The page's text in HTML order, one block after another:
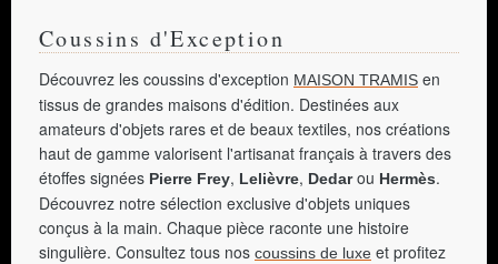
Coussins d'Exception
Découvrez les coussins d'exception MAISON TRAMIS en
tissus de grandes maisons d'édition. Destinées aux
amateurs d'objets rares et de beaux textiles, nos créations
haut de gamme valorisent l'artisanat français à travers des
étoffes signées Pierre Frey, Lelièvre, Dedarou Hermès.
Découvrez notre sélection exclusive d'objets uniques
conçus à la main. Chaque pièce raconte une histoire
singulière. Consultez tous nos coussins de luxe et profitez